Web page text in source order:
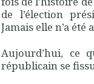
de l’élection
Jamais elle n’a été
Aujourd’hui, ce
républicain se